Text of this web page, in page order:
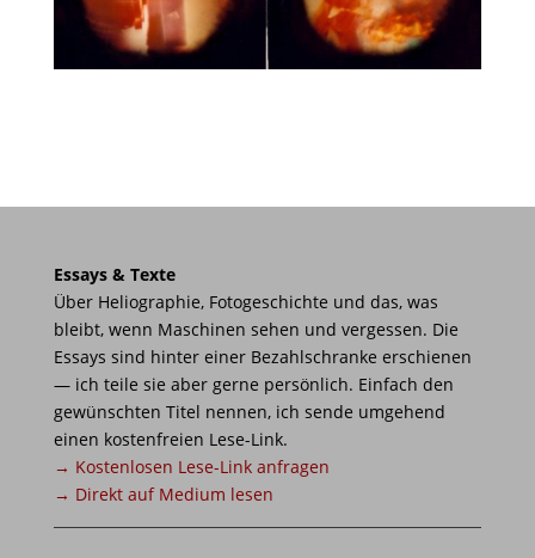
Essays & Texte
Über Heliographie, Fotogeschichte und das, was
bleibt, wenn Maschinen sehen und vergessen. Die
Essays sind hinter einer Bezahlschranke erschienen
— ich teile sie aber gerne persönlich. Einfach den
gewünschten Titel nennen, ich sende umgehend
einen kostenfreien Lese-Link.
→ Kostenlosen Lese-Link anfragen
→ Direkt auf Medium lesen